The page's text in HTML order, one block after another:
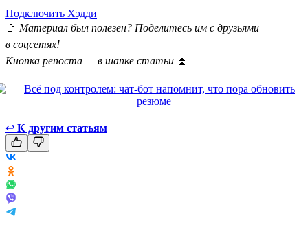
Подключить Хэдди
🚩 Материал был полезен? Поделитесь им с друзьями
в соцсетях!
Кнопка репоста — в шапке статьи ⏫
↩ К другим статьям